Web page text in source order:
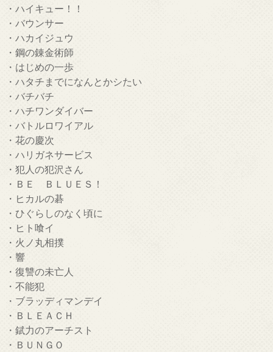
・ハイキュー！！
・バウンサー
・ハカイジュウ
・鋼の錬金術師
・はじめの一歩
・ハタチまでになんとかシたい
・バチバチ
・ハチワンダイバー
・バトルロワイアル
・花の慶次
・ハリガネサービス
・犯人の犯沢さん
・ＢＥ ＢＬＵＥＳ！
・ヒカルの碁
・ひぐらしのなく頃に
・ヒト喰イ
・火ノ丸相撲
・響
・復讐の未亡人
・不能犯
・ブラッディマンデイ
・ＢＬＥＡＣＨ
・錻力のアーチスト
・ＢＵＮＧＯ